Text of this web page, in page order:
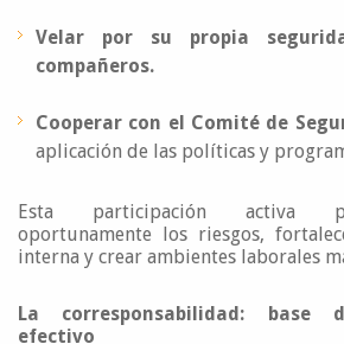
Velar por su propia
compañeros.
Cooperar con el Comité de
aplicación de las políticas y
Esta participación activa
oportunamente los riesgos,
interna y crear ambientes laborales
La corresponsabilidad: base
efectivo